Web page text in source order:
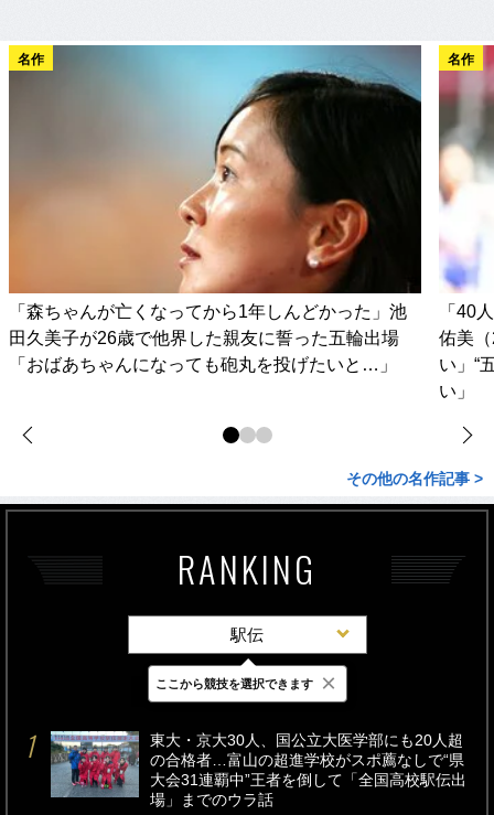
名作
「森ちゃんが亡くなってから1年しんどかった」池
田久美子が26歳で他界した親友に誓った五輪出場
「おばあちゃんになっても砲丸を投げたいと…」
名作
「40
佑美
い」“
い」
その他の名作記事 >
RANKING
駅伝
最新 24時間 週間
東大・京大30人、国公立大医学部にも20人超
の合格者…富山の超進学校がスポ薦なしで“県
大会31連覇中”王者を倒して「全国高校駅伝出
場」までのウラ話
ここから競技を選択できます ×